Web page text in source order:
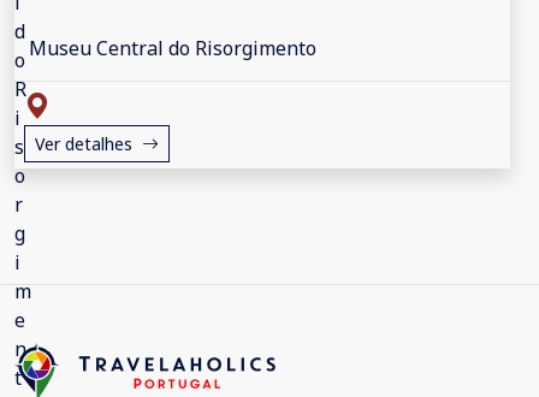
Museu Central do Risorgimento
Ver detalhes